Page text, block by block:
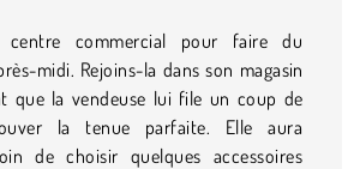
centre commercial pour faire du
midi. Rejoins-la dans son magasin
que la vendeuse lui file un coup de
la tenue parfaite. Elle aura
de choisir quelques accessoires